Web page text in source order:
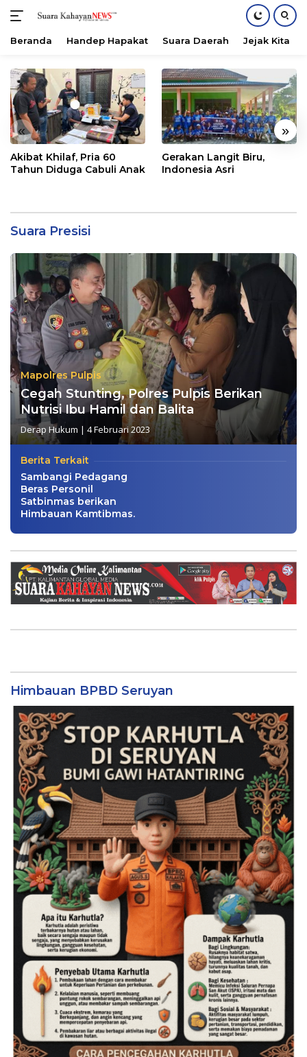
konten
Beranda Handep Hapakat Suara Daerah Jejak Kita
« »
Akibat Khilaf, Pria 60
Tahun Diduga Cabuli Anak
Gerakan Langit Biru,
Indonesia Asri
Suara Presisi
Mapolres Pulpis
Cegah Stunting, Polres Pulpis Berikan
Nutrisi Ibu Hamil dan Balita
Derap Hukum | 4 Februari 2023
Berita Terkait
Sambangi Pedagang
Beras Personil
Satbinmas berikan
Himbauan Kamtibmas.
Himbauan BPBD Seruyan